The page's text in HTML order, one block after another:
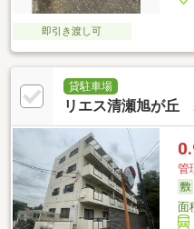
即引き渡し可
貸駐車場
リエス清瀬旭が丘
管
面